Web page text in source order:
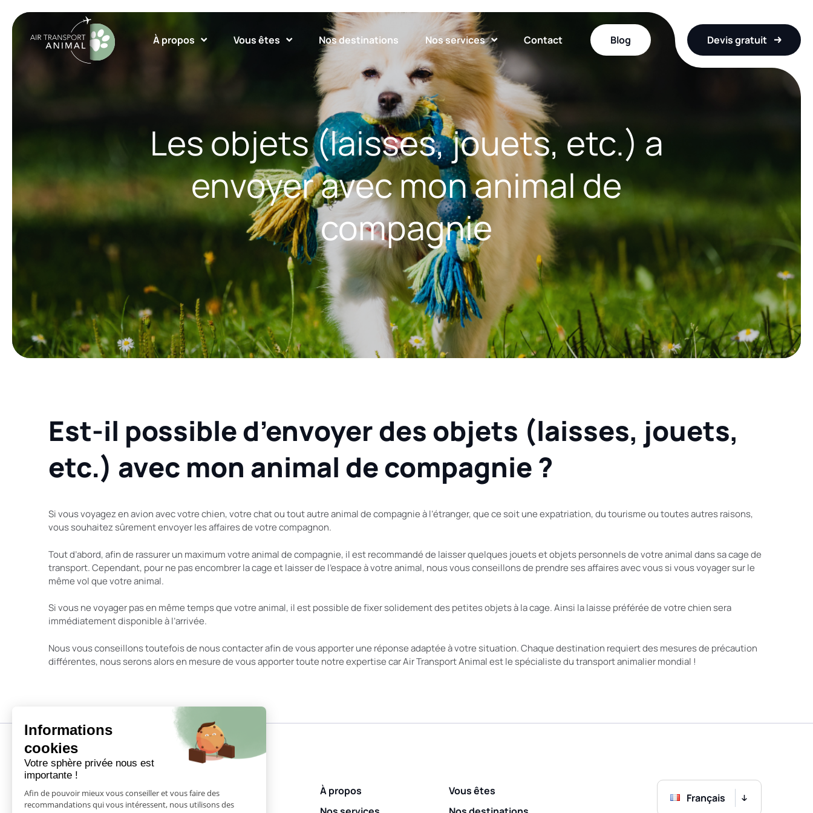
À propos Vous êtes Nos destinations Nos services Contact Blog Devis gratuit
Les objets (laisses, jouets, etc.) a
envoyer avec mon animal de
compagnie
Est-il possible d’envoyer des objets (laisses, jouets,
etc.) avec mon animal de compagnie ?
Si vous voyagez en avion avec votre chien, votre chat ou tout autre animal de compagnie à l’étranger, que ce soit une expatriation, du tourisme ou toutes autres raisons,
vous souhaitez sûrement envoyer les affaires de votre compagnon.
Tout d’abord, afin de rassurer un maximum votre animal de compagnie, il est recommandé de laisser quelques jouets et objets personnels de votre animal dans sa cage de
transport. Cependant, pour ne pas encombrer la cage et laisser de l’espace à votre animal, nous vous conseillons de prendre ses affaires avec vous si vous voyager sur le
même vol que votre animal.
Si vous ne voyager pas en même temps que votre animal, il est possible de fixer solidement des petites objets à la cage. Ainsi la laisse préférée de votre chien sera
immédiatement disponible à l’arrivée.
Nous vous conseillons toutefois de nous contacter afin de vous apporter une réponse adaptée à votre situation. Chaque destination requiert des mesures de précaution
différentes, nous serons alors en mesure de vous apporter toute notre expertise car Air Transport Animal est le spécialiste du transport animalier mondial !
À propos
Vous êtes
Français
Informations
cookies
Votre sphère privée nous est
importante !
Afin de pouvoir mieux vous conseiller et vous faire des
recommandations qui vous intéressent, nous utilisons des